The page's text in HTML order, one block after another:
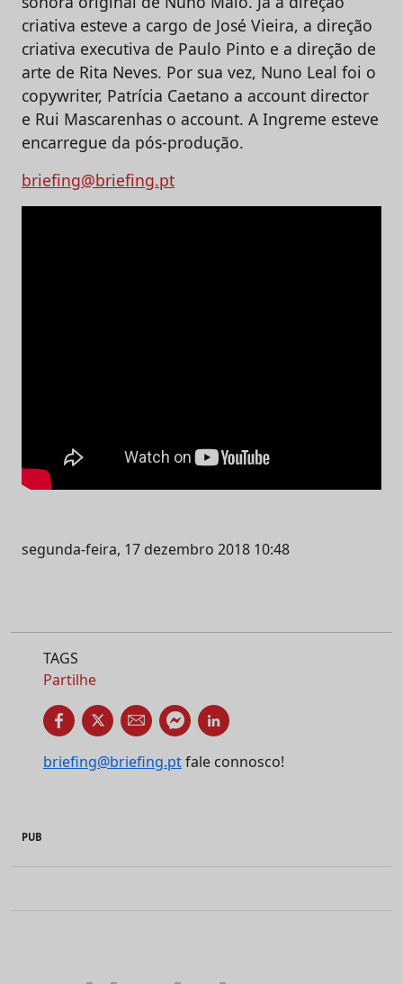
criativa esteve a cargo de José Vieira, a direção
criativa executiva de Paulo Pinto e a direção de
arte de Rita Neves. Por sua vez, Nuno Leal foi o
copywriter, Patrícia Caetano a account director
e Rui Mascarenhas o account. A Ingreme esteve
encarregue da pós-produção.
briefing@briefing.pt
segunda-feira, 17 dezembro 2018 10:48
TAGS
Partilhe
briefing@briefing.ptfale connosco!
PUB